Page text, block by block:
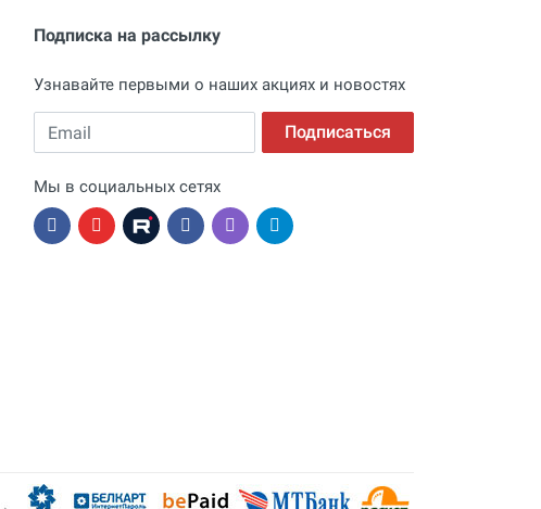
Подписка на рассылку
Узнавайте первыми о наших акциях и новостях
Email Подписаться
Мы в социальных сетях